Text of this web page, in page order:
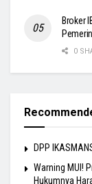
Broker
0
DPP
Warning MUI!
Hukumnya